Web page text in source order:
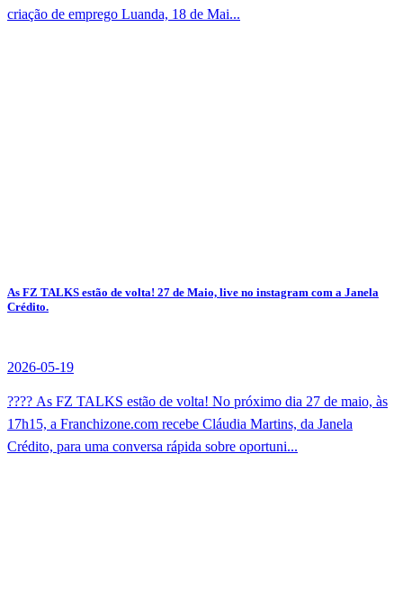
criação de emprego Luanda, 18 de Mai...
As FZ TALKS estão de volta! 27 de Maio, live no instagram com a Janela
Crédito.
2026-05-19
???? As FZ TALKS estão de volta! No próximo dia 27 de maio, às
17h15, a Franchizone.com recebe Cláudia Martins, da Janela
Crédito, para uma conversa rápida sobre oportuni...